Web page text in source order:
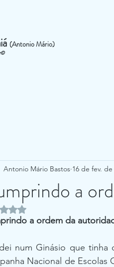
(Antonio Mário)
a
Antonio Mário Bastos 16 de fev. de
Avaliado com NaN de 5 estrelas.
a ordem da
num Ginásio que tinha
Nacional de Escolas